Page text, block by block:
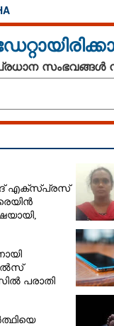
എക്‌സ്പ്രസ്
പരാതി